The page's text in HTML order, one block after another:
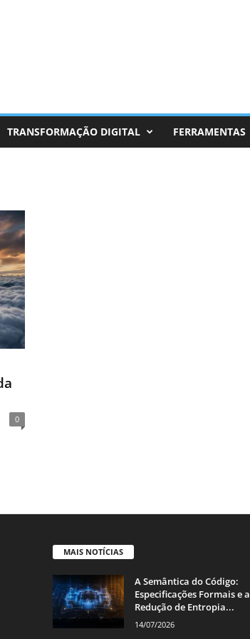
TRANSFORMAÇÃO DIGITAL FERRAMENTAS
0
MAIS NOTÍCIAS
A Semântica do Código:
Especificações Formais e a
Redução de Entropia...
14/07/2026